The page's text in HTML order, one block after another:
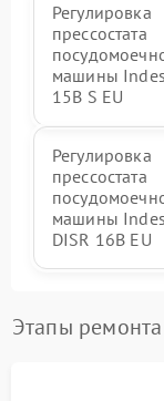
Регулировка
прессостата
машины
15B S EU
Регулировка
прессостата
машины
DISR 16B EU
Этапы